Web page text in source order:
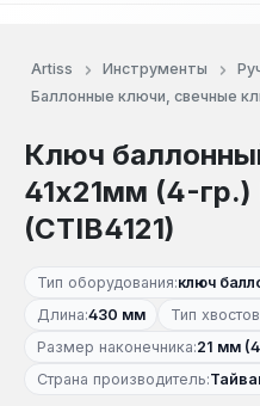
Artiss Инструменты
Баллонные ключи, свечные
Ключ
41x21мм (4-
(CTIB4121)
Тип оборудования:ключ
Длина:430 мм Тип
Размер наконечника:21 мм
Страна производитель: